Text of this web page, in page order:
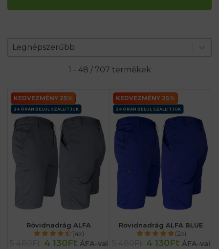
Zoradenie produktov
Sort content
Legnépszerűbb
Sort content
1 - 48 / 707 termékek
KEDVEZMÉNY 25%
24 ÓRÁN BELÜL SZÁLLÍTJUK
Rövidnadrág ALFA
(4x)
4 130Ft ÁFA-val
KEDVEZMÉNY 25%
24 ÓRÁN BELÜL SZÁLLÍTJUK
Rövidnadrág ALFA BLUE
(2x)
4 130Ft ÁFA-val